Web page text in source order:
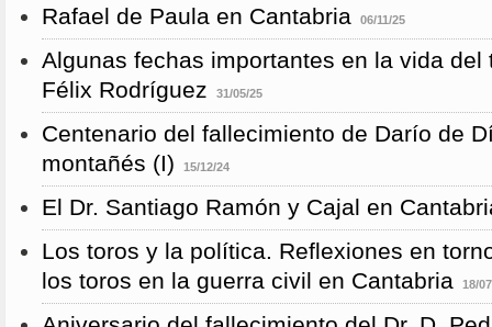
Rafael de Paula en Cantabria 06/11/25
Algunas fechas importantes en la vida del
Félix Rodríguez
31/05/25
Centenario del fallecimiento de Darío de
montañés (I)
15/12/24
El Dr. Santiago Ramón y Cajal en
Los toros y la política. Reflexiones en
los toros en la guerra civil en Cantabria
18/